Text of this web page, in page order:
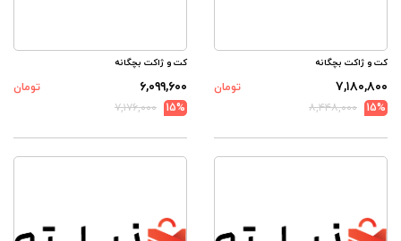
کت و ژاکت بچگانه
۷,۱۸۰,۸۰۰
تومان
15%
۸,۴۴۸,۰۰۰
کت و ژاکت بچگانه
۶,۰۹۹,۶۰۰
تومان
15%
۷,۱۷۶,۰۰۰